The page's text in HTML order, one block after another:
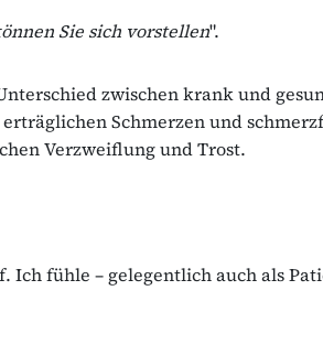
Sie sich vorstellen".
zwischen krank und
Schmerzen und
Verzweiflung und Trost.
fühle – gelegentlich auch als